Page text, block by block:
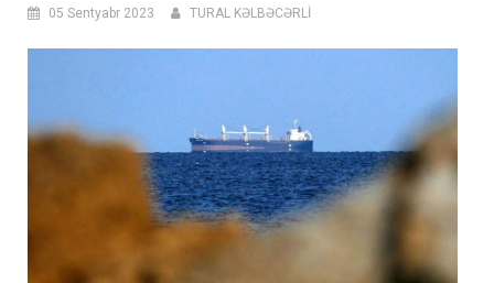
05 Sentyabr 2023 TURAL KƏLBƏCƏRLİ